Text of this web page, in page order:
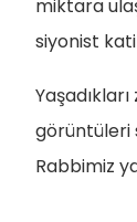
miktara
siyonist
görüntüleri
Rabbimiz